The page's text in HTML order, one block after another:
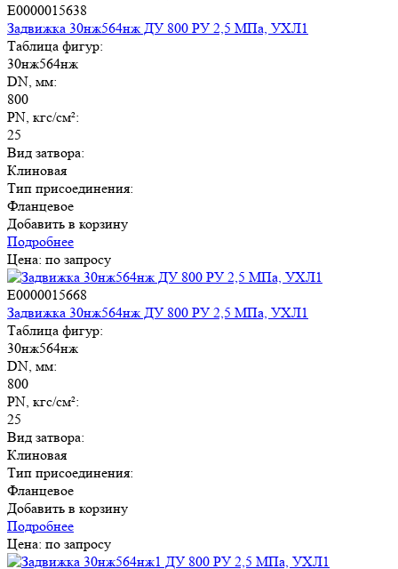
E0000015638
Задвижка 30нж564нж ДУ 800 РУ 2,5 МПа, УХЛ1
Таблица фигур:
30нж564нж
DN, мм:
800
PN, кгс/см²:
25
Вид затвора:
Клиновая
Тип присоединения:
Фланцевое
Добавить в корзину
Подробнее
Цена: по запросу
E0000015668
Задвижка 30нж564нж ДУ 800 РУ 2,5 МПа, УХЛ1
Таблица фигур:
30нж564нж
DN, мм:
800
PN, кгс/см²:
25
Вид затвора:
Клиновая
Тип присоединения:
Фланцевое
Добавить в корзину
Подробнее
Цена: по запросу